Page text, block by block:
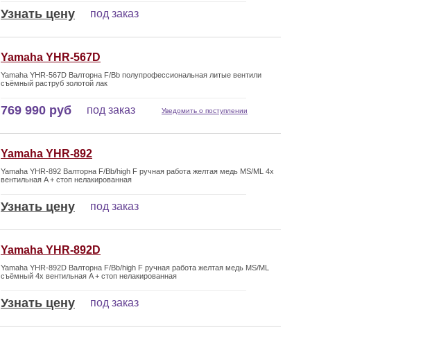
Узнать цену под заказ
Yamaha YHR-567D
Yamaha YHR-567D Валторна F/Bb полупрофессиональная литые вентили
съёмный раструб золотой лак
769 990 руб под заказ Уведомить о поступлении
Yamaha YHR-892
Yamaha YHR-892 Валторна F/Bb/high F ручная работа желтая медь MS/ML 4х
вентильная A + стоп нелакированная
Узнать цену под заказ
Yamaha YHR-892D
Yamaha YHR-892D Валторна F/Bb/high F ручная работа желтая медь MS/ML
съёмный 4х вентильная A + стоп нелакированная
Узнать цену под заказ